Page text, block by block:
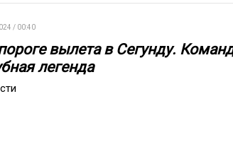
/ 00:40
вылета в Сегунду.
легенда